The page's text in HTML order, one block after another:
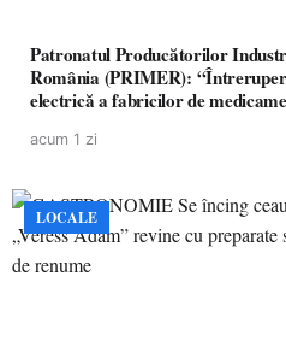
Patronatul Producătorilor
România (PRIMER):
electrică a fabricilor de
acum 1 zi
LOCALE